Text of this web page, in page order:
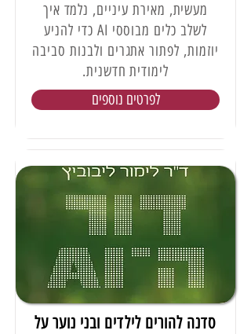
מעשית, מאירת עיניים, נלמד איך
לשלב כלים מבוססי AI כדי להניע
יוזמות, לפתור אתגרים ולבנות סביבה
לימודית חדשנית.
לפרטים נוספים
סדנה להורים לילדים ובני נוער על